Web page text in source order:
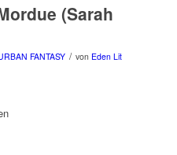
(Sarah
FANTASY / von Eden Lit